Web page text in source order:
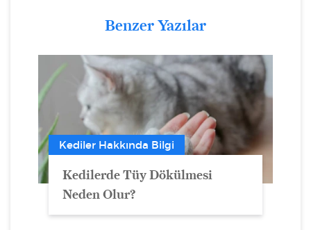
Benzer Yazılar
Kediler Hakkında Bilgi
Kedilerde Tüy Dökülmesi
Neden Olur?